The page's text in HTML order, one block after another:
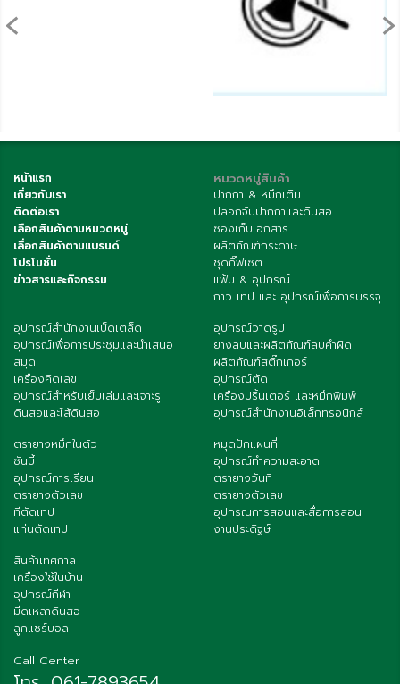
‹ ›
หน้าแรก
เกี่ยวกับเรา
ติดต่อเรา
เลือกสินค้าตามหมวดหมู่
เลื่อกสินค้าตามแบรนด์
โปรโมชั่น
ข่าวสารและกิจกรรม
หมวดหมู่สินค้า
ปากกา & หมึกเติม
ปลอกจับปากกาและดินสอ
ซองเก็บเอกสาร
ผลิตภัณฑ์กระดาษ
ชุดกิ๊ฟเซต
แฟ้ม & อุปกรณ์
กาว เทป และ อุปกรณ์เพื่อการบรรจุ
อุปกรณ์สำนักงานเบ็ดเตล็ด
อุปกรณ์เพื่อการประชุมและนำเสนอ
สมุด
เครื่องคิดเลข
อุปกรณ์สำหรับเย็บเล่มและเจาะรู
ดินสอและไส้ดินสอ
อุปกรณ์วาดรูป
ยางลบและผลิตภัณฑ์ลบคำผิด
ผลิตภัณฑ์สติ๊กเกอร์
อุปกรณ์ตัด
เครื่องปริ้นเตอร์ และหมึกพิมพ์
อุปกรณ์สำนักงานอิเล็กทรอนิกส์
ตรายางหมึกในตัว
ซันบี้
อุปกรณ์การเรียน
ตรายางตัวเลข
ทีตัดเทป
แท่นตัดเทป
หมุดปักแผนที่
อุปกรณ์ทำความสะอาด
ตรายางวันที่
ตรายางตัวเลข
อุปกรณการสอนและสื่อการสอน
งานประดิฐษ์
สินค้าเทศกาล
เครื่องใช้ในบ้าน
อุปกรณ์กีฬา
มีดเหลาดินสอ
ลูกแชร์บอล
Call Center